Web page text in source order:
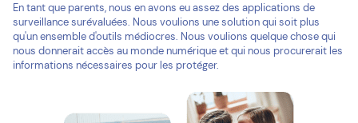
En tant que parents, nous en avons eu assez des applications de
surveillance surévaluées. Nous voulions une solution qui soit plus
qu'un ensemble d'outils médiocres. Nous voulions quelque chose qui
nous donnerait accès au monde numérique et qui nous procurerait les
informations nécessaires pour les protéger.